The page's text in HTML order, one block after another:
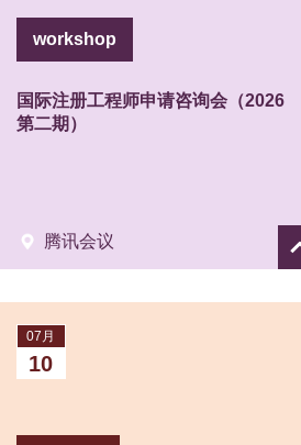
workshop
国际注册工程师申请咨询会（2026
第二期）
腾讯会议
07月
10